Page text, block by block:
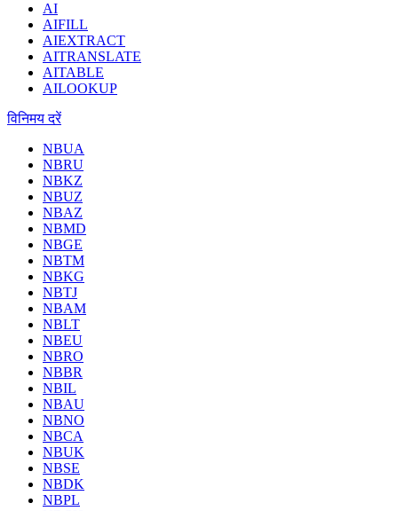
AI
AIFILL
AIEXTRACT
AITRANSLATE
AITABLE
AILOOKUP
विनिमय दरें
NBUA
NBRU
NBKZ
NBUZ
NBAZ
NBMD
NBGE
NBTM
NBKG
NBTJ
NBAM
NBLT
NBEU
NBRO
NBBR
NBIL
NBAU
NBNO
NBCA
NBUK
NBSE
NBDK
NBPL